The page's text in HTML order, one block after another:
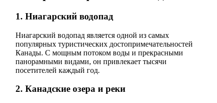
1. Ниагарский водопад
Ниагарский водопад является одной из самых
популярных туристических достопримечательностей
Канады. С мощным потоком воды и прекрасными
панорамными видами, он привлекает тысячи
посетителей каждый год.
2. Канадские озера и реки